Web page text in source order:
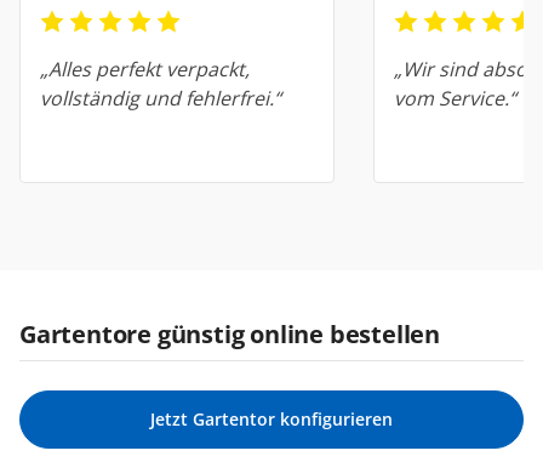
„Alles perfekt verpackt,
vollständig und fehlerfrei.“
„Wir sind
vom Service.“
Gartentore günstig online bestellen
Jetzt Gartentor konfigurieren